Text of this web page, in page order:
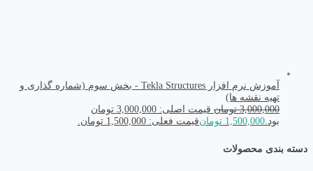
آموزش نرم افزار Tekla Structures - بخش سوم (شماره گذاری و
تهیه نقشه ها)
3,000,000 تومان
قیمت اصلی: 3,000,000 تومان
بود.1,500,000 تومانقیمت فعلی: 1,500,000 تومان.
دسته بندی محصولات